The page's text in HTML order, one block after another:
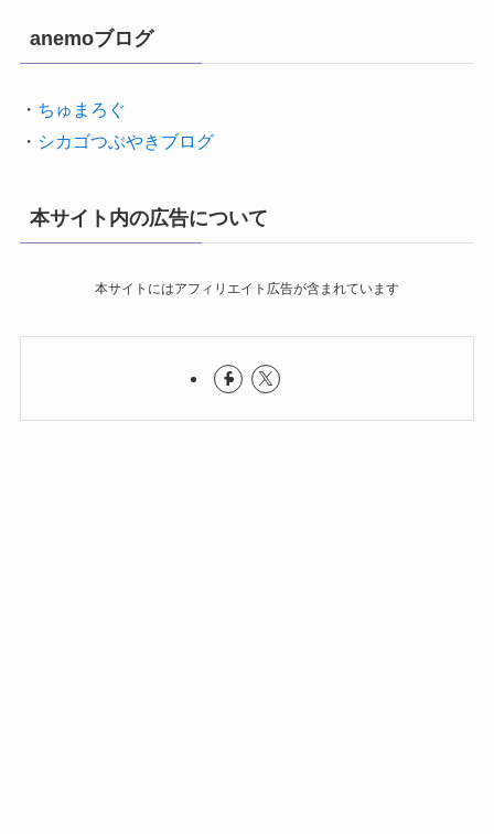
anemoブログ
・ ちゅまろぐ
・ シカゴつぶやきブログ
本サイト内の広告について
本サイトにはアフィリエイト広告が含まれています